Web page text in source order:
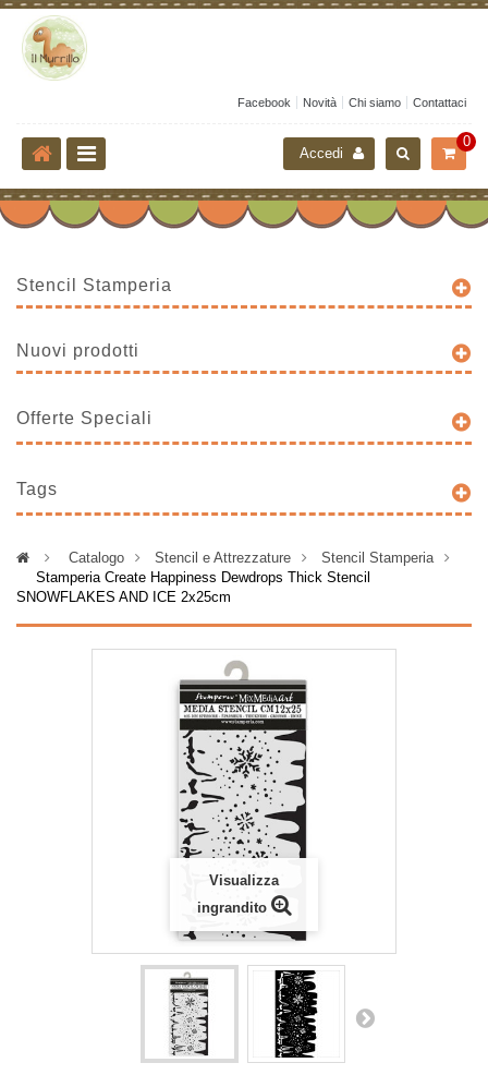
Facebook Novità Chi siamo Contattaci
0
Accedi
Stencil Stamperia
Nuovi prodotti
Offerte Speciali
Tags
> Catalogo > Stencil e Attrezzature >
Stencil Stamperia
Stamperia Create Happiness Dewdrops Thick Stencil
SNOWFLAKES AND ICE 2x25cm
Visualizza
ingrandito